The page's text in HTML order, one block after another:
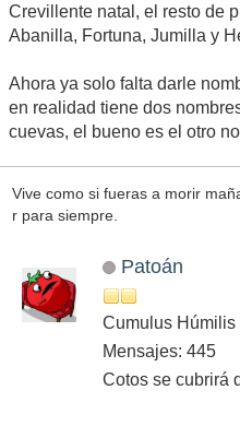
Crevillente natal, el resto de
Abanilla, Fortuna, Jumilla y
Ahora ya solo falta darle
en realidad tiene dos
cuevas, el bueno es el otro
Vive como si fueras a morir
r para siempre.
Patoán
Cumulus Húmilis
Mensajes: 445
Cotos se cubrirá